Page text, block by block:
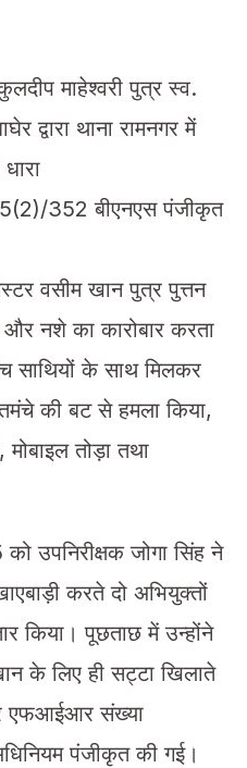
माहेश्वरी पुत्र स्व.
द्वारा थाना रामनगर में
352 बीएनएस पंजीकृत
वसीम खान पुत्र पुत्तन
नशे का कारोबार करता
साथियों के साथ मिलकर
की बट से हमला किया,
तोड़ा तथा
उपनिरीक्षक जोगा सिंह ने
करते दो अभियुक्तों
किया। पूछताछ में उन्होंने
के लिए ही सट्टा खिलाते
एफआईआर संख्या
पंजीकृत की गई।